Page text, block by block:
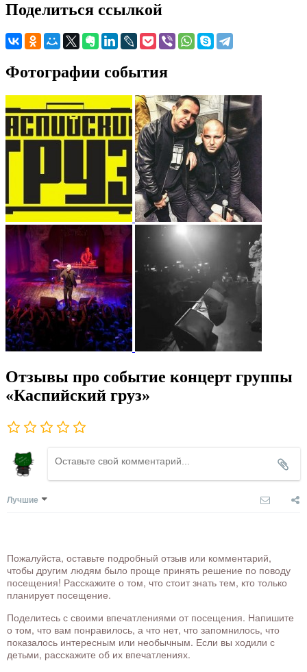
Поделиться ссылкой
Фотографии события
Отзывы про событие концерт группы
«Каспийский груз»
Лучшие
Пожалуйста, оставьте подробный отзыв или комментарий,
чтобы другим людям было проще принять решение по поводу
посещения! Расскажите о том, что стоит знать тем, кто только
планирует посещение.
Поделитесь с своими впечатлениями от посещения. Напишите
о том, что вам понравилось, а что нет, что запомнилось, что
показалось интересным или необычным. Если вы ходили с
детьми, расскажите об их впечатлениях.